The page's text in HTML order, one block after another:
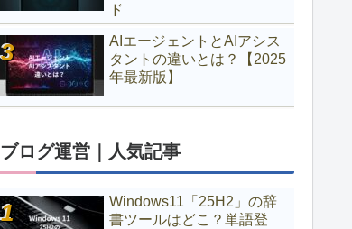
ド
AIエージェントとAIアシス
タントの違いとは？【2025
年最新版】
ブログ運営｜人気記事
Windows11「25H2」の辞
書ツールはどこ？単語登